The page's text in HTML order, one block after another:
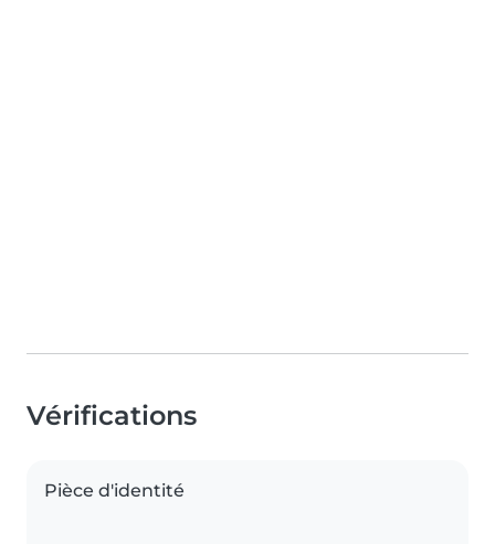
Vérifications
Pièce d'identité